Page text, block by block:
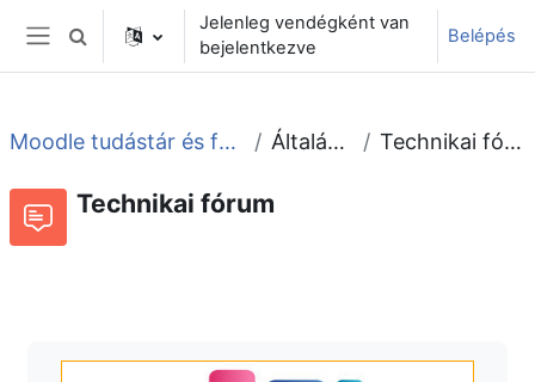
Tovább a fő tartalomhoz
Oldalpanel
Keresési bemeneti adatok váltása
Jelenleg vendégként van
bejelentkezve
Belépés
Moodle tudástár és fórum Általános Technikai fórum
Technikai fórum